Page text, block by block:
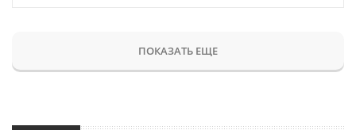
ПОКАЗАТЬ ЕЩЕ